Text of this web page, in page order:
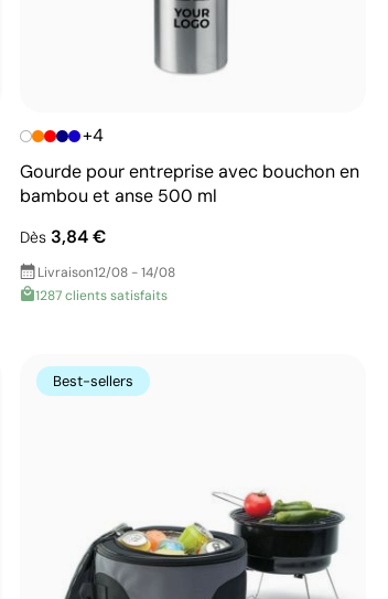
+4
Gourde pour entreprise avec bouchon en
bambou et anse 500 ml
Dès 3,84 €
Livraison12/08 - 14/08
1287 clients satisfaits
Best-sellers